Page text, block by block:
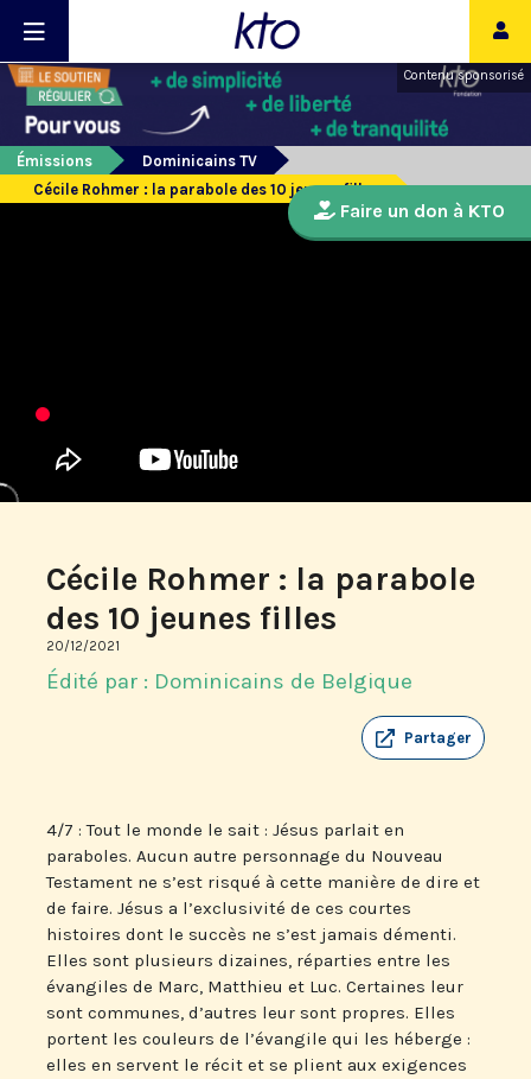
Contenu sponsorisé
Émissions
Dominicains TV
Cécile Rohmer : la parabole des 10 jeunes filles
Cécile Rohmer : la parabole
des 10 jeunes filles
20/12/2021
Édité par : Dominicains de Belgique
Partager
4/7 : Tout le monde le sait : Jésus parlait en
paraboles. Aucun autre personnage du Nouveau
Testament ne s’est risqué à cette manière de dire et
de faire. Jésus a l’exclusivité de ces courtes
histoires dont le succès ne s’est jamais démenti.
Elles sont plusieurs dizaines, réparties entre les
évangiles de Marc, Matthieu et Luc. Certaines leur
sont communes, d’autres leur sont propres. Elles
portent les couleurs de l’évangile qui les héberge :
elles en servent le récit et se plient aux exigences
Faire un don à KTO